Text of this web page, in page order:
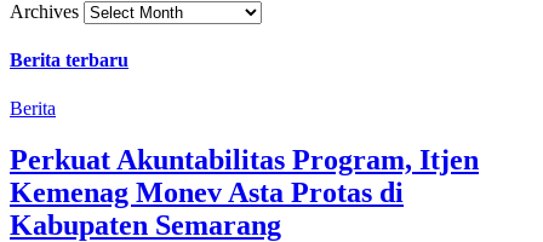
Archives
Berita terbaru
Berita
Perkuat Akuntabilitas Program, Itjen
Kemenag Monev Asta Protas di
Kabupaten Semarang